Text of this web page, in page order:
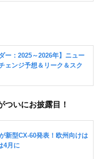
ついにお披露目！